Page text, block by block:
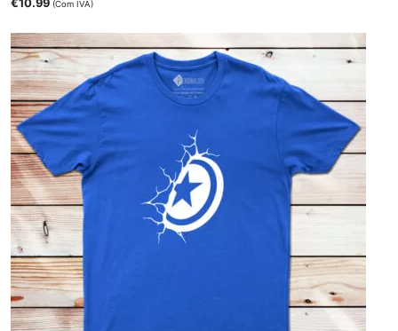
€10.99 (Com IVA)